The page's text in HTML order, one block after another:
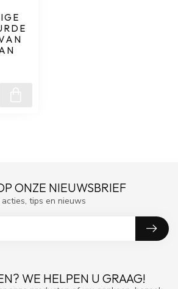
WE HELPEN U GRAAG!
ONZE NIEUWSBRIEF
tips en nieuws